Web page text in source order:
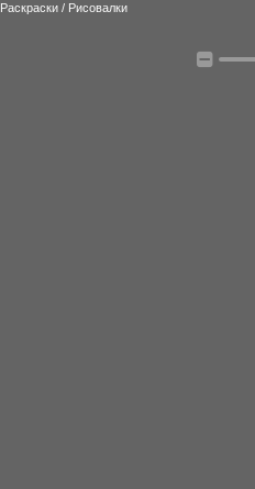
Раскраски / Рисовалки